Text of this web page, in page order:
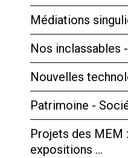
Médiations
Nos inclassables
Nouvelles
Patrimoine -
Projets des MEM
expositions …